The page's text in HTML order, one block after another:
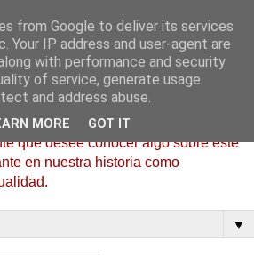
el Buen
de Fernán González, lugar de
que desee conocer algo sobre este
en nuestra historia como
▼
from Google to deliver its services
Your IP address and user-agent are
with performance and security
of service, generate usage
and address abuse.
MORE GOT IT